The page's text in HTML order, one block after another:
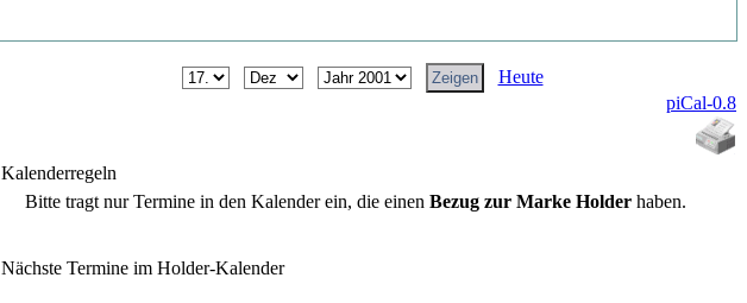
Heute
piCal-0.8
Kalenderregeln
Bitte tragt nur Termine in den Kalender ein, die einen Bezug zur Marke Holder haben.
Nächste Termine im Holder-Kalender